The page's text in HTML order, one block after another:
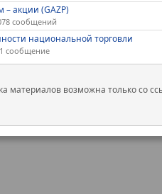
– акции (GAZP)
сообщений
национальной торговли
сообщение
материалов возможна только со